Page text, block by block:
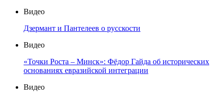
Видео
Дзермант и Пантелеев о русскости
Видео
«Точки Роста – Минск»: Фёдор Гайда об исторических
основаниях евразийской интеграции
Видео